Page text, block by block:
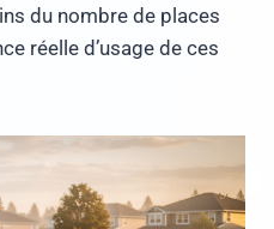
du nombre de places
réelle d’usage de ces